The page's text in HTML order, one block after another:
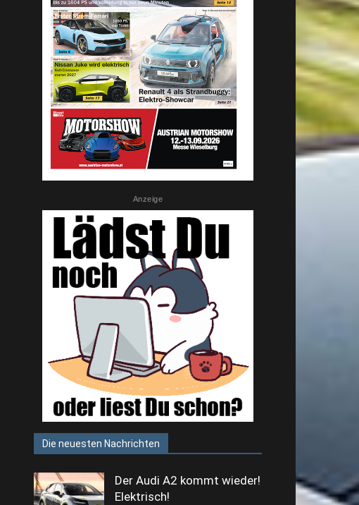
Anzeige
Die neuesten Nachrichten
Der Audi A2 kommt wieder!
Elektrisch!